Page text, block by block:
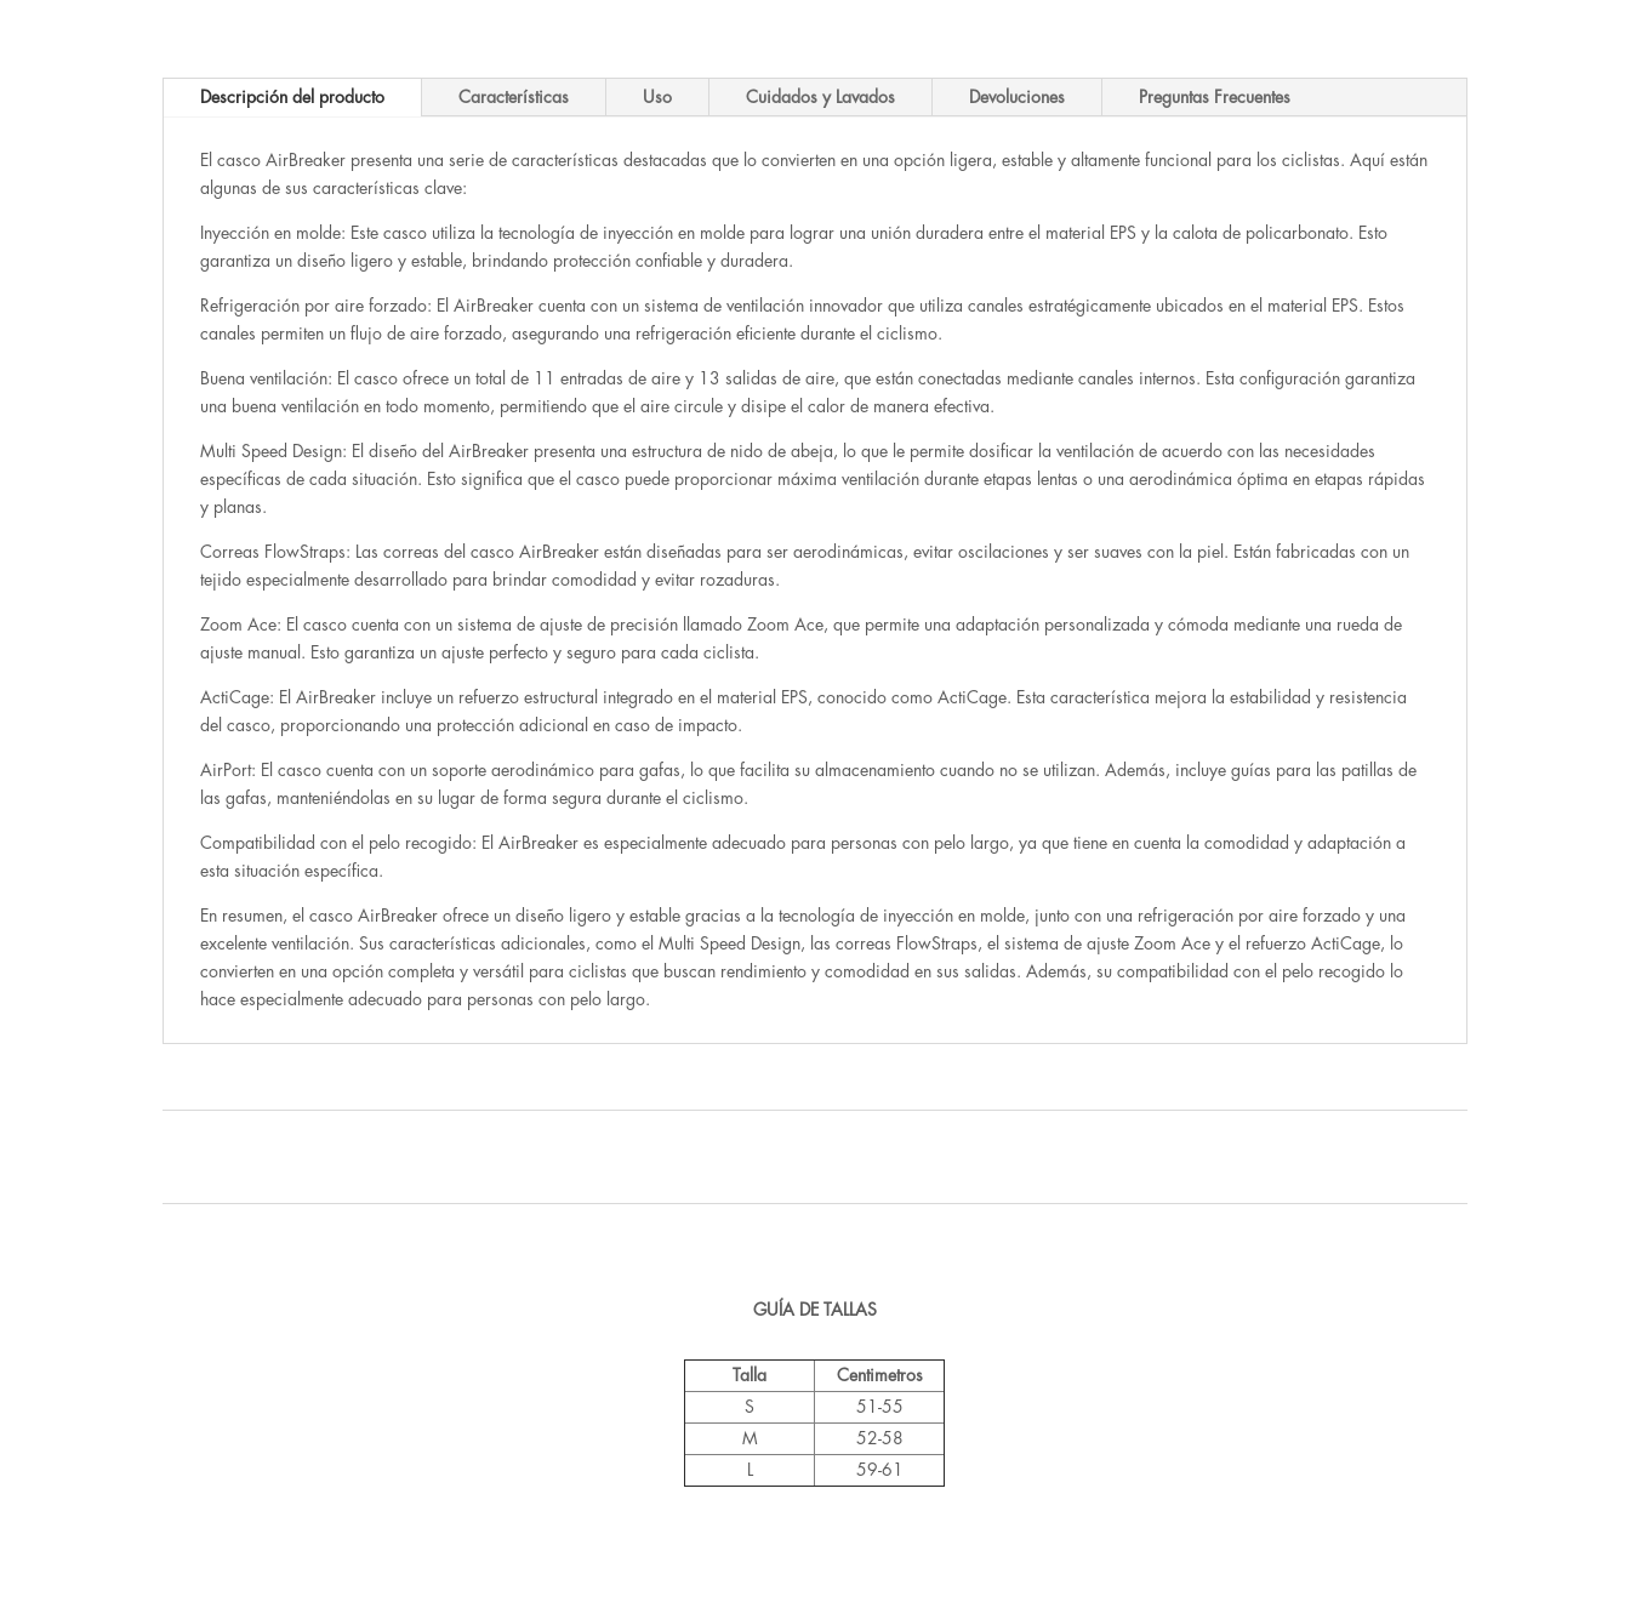
Descripción del producto Características Uso Cuidados y Lavados Devoluciones Preguntas Frecuentes
El casco AirBreaker presenta una serie de características destacadas que lo convierten en una opción ligera, estable y altamente funcional para los ciclistas. Aquí están
algunas de sus características clave:
Inyección en molde: Este casco utiliza la tecnología de inyección en molde para lograr una unión duradera entre el material EPS y la calota de policarbonato. Esto
garantiza un diseño ligero y estable, brindando protección confiable y duradera.
Refrigeración por aire forzado: El AirBreaker cuenta con un sistema de ventilación innovador que utiliza canales estratégicamente ubicados en el material EPS. Estos
canales permiten un flujo de aire forzado, asegurando una refrigeración eficiente durante el ciclismo.
Buena ventilación: El casco ofrece un total de 11 entradas de aire y 13 salidas de aire, que están conectadas mediante canales internos. Esta configuración garantiza
una buena ventilación en todo momento, permitiendo que el aire circule y disipe el calor de manera efectiva.
Multi Speed Design: El diseño del AirBreaker presenta una estructura de nido de abeja, lo que le permite dosificar la ventilación de acuerdo con las necesidades
específicas de cada situación. Esto significa que el casco puede proporcionar máxima ventilación durante etapas lentas o una aerodinámica óptima en etapas rápidas
y planas.
Correas FlowStraps: Las correas del casco AirBreaker están diseñadas para ser aerodinámicas, evitar oscilaciones y ser suaves con la piel. Están fabricadas con un
tejido especialmente desarrollado para brindar comodidad y evitar rozaduras.
Zoom Ace: El casco cuenta con un sistema de ajuste de precisión llamado Zoom Ace, que permite una adaptación personalizada y cómoda mediante una rueda de
ajuste manual. Esto garantiza un ajuste perfecto y seguro para cada ciclista.
ActiCage: El AirBreaker incluye un refuerzo estructural integrado en el material EPS, conocido como ActiCage. Esta característica mejora la estabilidad y resistencia
del casco, proporcionando una protección adicional en caso de impacto.
AirPort: El casco cuenta con un soporte aerodinámico para gafas, lo que facilita su almacenamiento cuando no se utilizan. Además, incluye guías para las patillas de
las gafas, manteniéndolas en su lugar de forma segura durante el ciclismo.
Compatibilidad con el pelo recogido: El AirBreaker es especialmente adecuado para personas con pelo largo, ya que tiene en cuenta la comodidad y adaptación a
esta situación específica.
En resumen, el casco AirBreaker ofrece un diseño ligero y estable gracias a la tecnología de inyección en molde, junto con una refrigeración por aire forzado y una
excelente ventilación. Sus características adicionales, como el Multi Speed Design, las correas FlowStraps, el sistema de ajuste Zoom Ace y el refuerzo ActiCage, lo
convierten en una opción completa y versátil para ciclistas que buscan rendimiento y comodidad en sus salidas. Además, su compatibilidad con el pelo recogido lo
hace especialmente adecuado para personas con pelo largo.
GUÍA DE TALLAS
Talla
Centimetros
S
51-55
M
52-58
59-61